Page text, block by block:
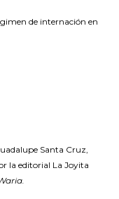
de internación en
Santa Cruz,
la editorial La Joyita